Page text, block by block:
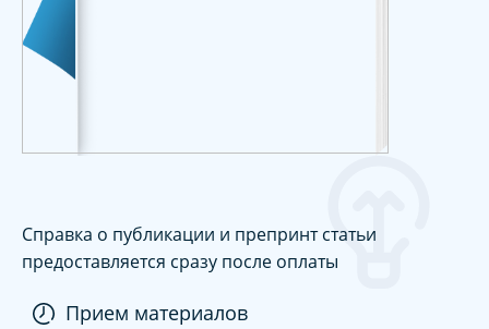
Справка о публикации и препринт статьи
предоставляется сразу после оплаты
Прием материалов